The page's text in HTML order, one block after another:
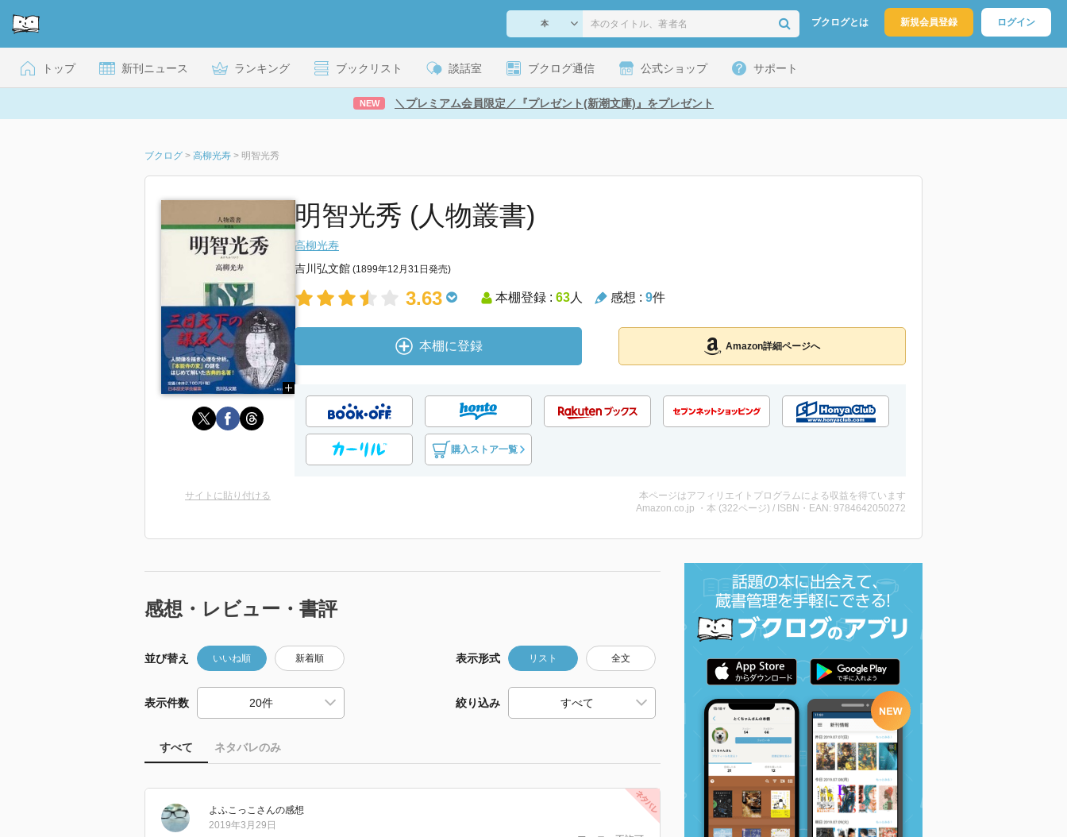
ブクログとは 新規会員登録 ログイン
トップ 新刊ニュース ランキング ブックリスト 談話室 ブクログ通信 公式ショップ サポート
NEW ＼プレミアム会員限定／『プレゼント(新潮文庫)』をプレゼント
ブクログ > 高柳光寿 > 明智光秀
明智光秀 (人物叢書)
高柳光寿
吉川弘文館 (1899年12月31日発売)
3.63 本棚登録 : 63人 感想 : 9件
本棚に登録 Amazon詳細ページへ
購入ストア一覧
サイトに貼り付ける
本ページはアフィリエイトプログラムによる収益を得ています
Amazon.co.jp ・本 (322ページ) / ISBN・EAN: 9784642050272
感想・レビュー・書評
並び替え いいね順 新着順 表示形式 リスト 全文
表示件数 絞り込み
すべて ネタバレのみ
よふこっこ さんの感想
2019年3月29日